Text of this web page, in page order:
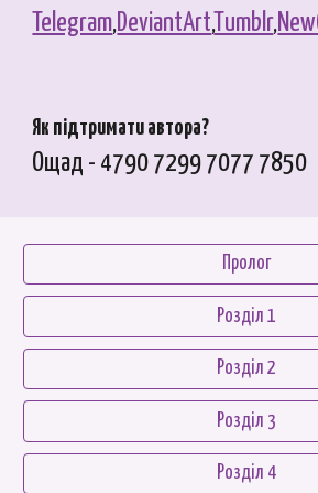
Telegram,DeviantArt,Tumblr,
Як підтримати автора?
Ощад - 4790 7299 7077 7850
Пролог
Розділ 1
Розділ 2
Розділ 3
Розділ 4